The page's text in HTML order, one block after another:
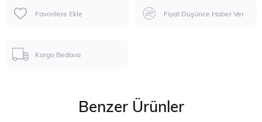
Favorilere Ekle Fiyat Düşünce Haber Ver
Kargo Bedava
Benzer Ürünler